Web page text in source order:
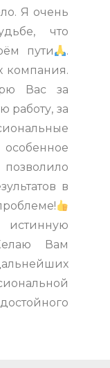
Я очень
что
пути
.
компания.
Вас за
работу, за
в
Вам